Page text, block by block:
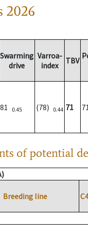
2026
Swarming
drive
Varroa-
index
TBV
81 0.45 (78) 0.44 71
of potential
Breeding line